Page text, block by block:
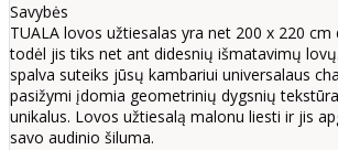
Savybės
TUALA lovos užtiesalas yra net 200 x 220 cm
todėl jis tiks net ant didesnių išmatavimų
spalva suteiks jūsų kambariui universalaus
pasižymi įdomia geometrinių dygsnių
unikalus. Lovos užtiesalą malonu liesti ir jis
savo audinio šiluma.